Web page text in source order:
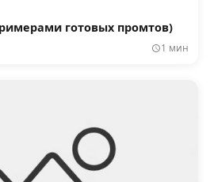
готовых промтов)
1 мин